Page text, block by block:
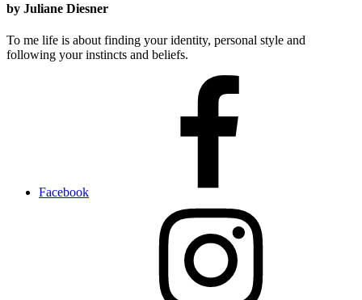
by Juliane Diesner
To me life is about finding your identity, personal style and
following your instincts and beliefs.
Facebook